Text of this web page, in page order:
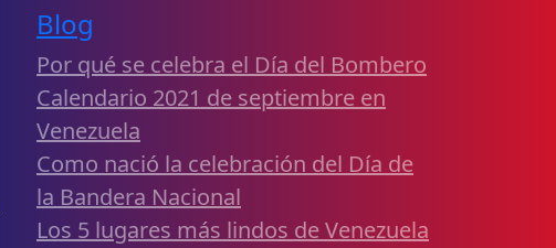
Blog
Por qué se celebra el Día del Bombero
Calendario 2021 de septiembre en
Venezuela
Como nació la celebración del Día de
la Bandera Nacional
Los 5 lugares más lindos de Venezuela